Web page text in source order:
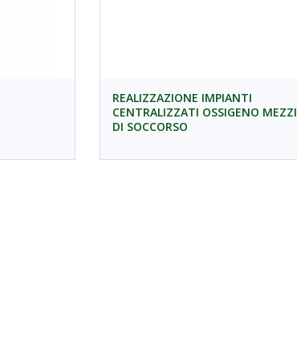
REALIZZAZIONE IMPIANTI
CENTRALIZZATI OSSIGENO MEZZI
DI SOCCORSO